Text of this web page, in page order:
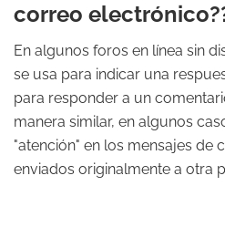
correo
En algunos foros en línea sin
se usa para indicar una
para responder a un
manera similar, en algunos
"atención" en los mensajes de
enviados originalmente a otra